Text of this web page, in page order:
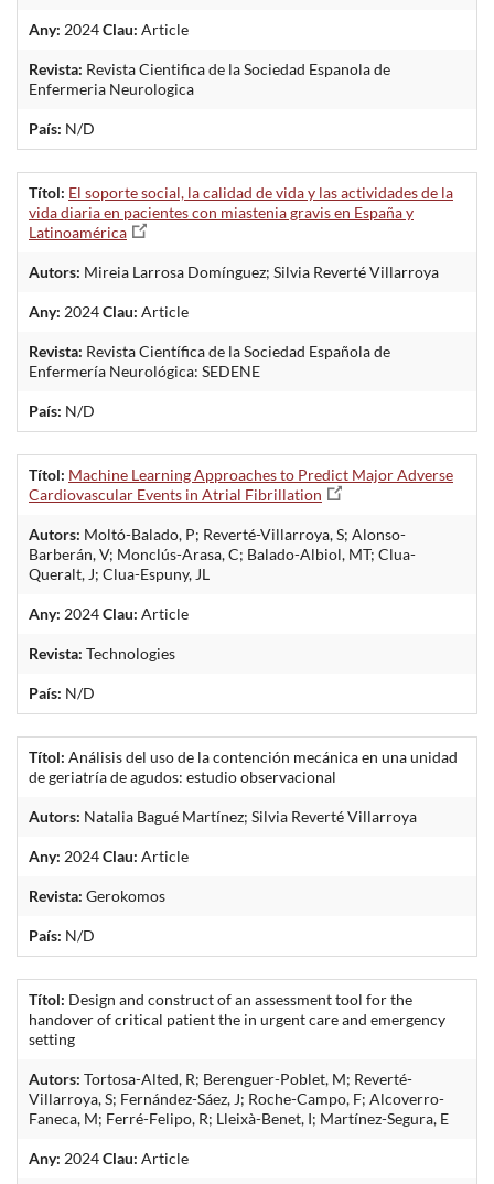
Any: 2024Clau: Article
Revista: Revista Cientifica de la Sociedad Espanola de
Enfermeria Neurologica
País: N/D
Títol: El soporte social, la calidad de vida y las actividades de la
vida diaria en pacientes con miastenia gravis en España y
Latinoamérica
Autors: Mireia Larrosa Domínguez; Silvia Reverté Villarroya
Any: 2024Clau: Article
Revista: Revista Científica de la Sociedad Española de
Enfermería Neurológica: SEDENE
País: N/D
Títol: Machine Learning Approaches to Predict Major Adverse
Cardiovascular Events in Atrial Fibrillation
Autors: Moltó-Balado, P; Reverté-Villarroya, S; Alonso-
Barberán, V; Monclús-Arasa, C; Balado-Albiol, MT; Clua-
Queralt, J; Clua-Espuny, JL
Any: 2024Clau: Article
Revista: Technologies
País: N/D
Títol: Análisis del uso de la contención mecánica en una unidad
de geriatría de agudos: estudio observacional
Autors: Natalia Bagué Martínez; Silvia Reverté Villarroya
Any: 2024Clau: Article
Revista: Gerokomos
País: N/D
Títol: Design and construct of an assessment tool for the
handover of critical patient the in urgent care and emergency
setting
Autors: Tortosa-Alted, R; Berenguer-Poblet, M; Reverté-
Villarroya, S; Fernández-Sáez, J; Roche-Campo, F; Alcoverro-
Faneca, M; Ferré-Felipo, R; Lleixà-Benet, I; Martínez-Segura, E
Any: 2024Clau: Article